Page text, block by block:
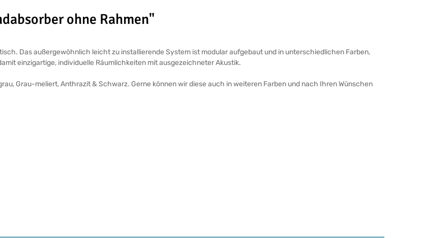
ohne Rahmen"
Das außergewöhnlich leicht zu installierende System ist modular aufgebaut und in unterschiedlichen Farben,
einzigartige, individuelle Räumlichkeiten mit ausgezeichneter Akustik.
Grau-meliert, Anthrazit & Schwarz. Gerne können wir diese auch in weiteren Farben und nach Ihren Wünschen